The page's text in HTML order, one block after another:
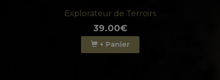
Explorateur de Terroirs
39.00€
+ Panier